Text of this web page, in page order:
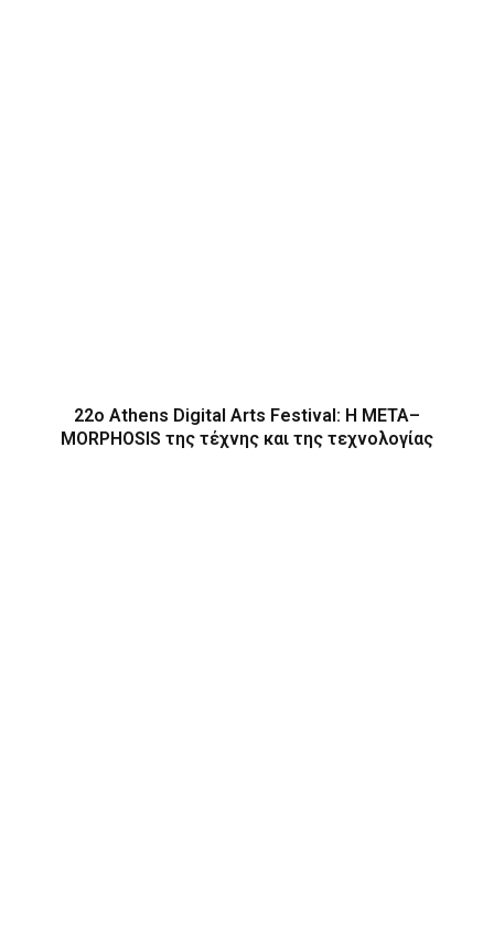
22ο Athens Digital Arts Festival: Η ΜΕΤΑ–
MORPHOSIS της τέχνης και της τεχνολογίας